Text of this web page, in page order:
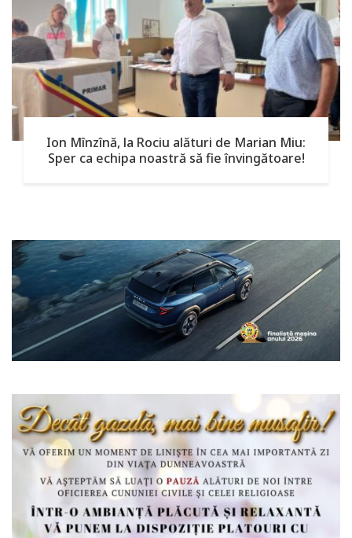
Ion Mînzînă, la Rociu alături de Marian Miu:
Sper ca echipa noastră să fie învingătoare!